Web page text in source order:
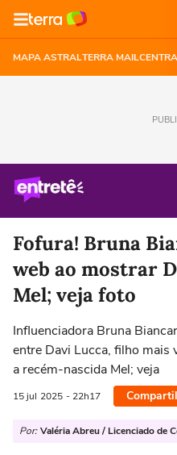
MAPA ASTRALTERRA MAIL
Fofura! Bruna
web ao mostrar
Mel; veja foto
Influenciadora Bruna
entre Davi Lucca, filho mais
a recém-nascida Mel; veja
15 jul 2025 - 22h17
Por: Valéria Abreu / Licenciado de